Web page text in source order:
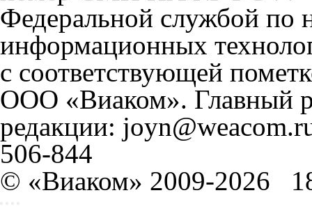
Федеральной службой по
информационных
с соответствующей
ООО «Виаком». Главный
редакции:
506-844
© «Виаком» 2009-2026